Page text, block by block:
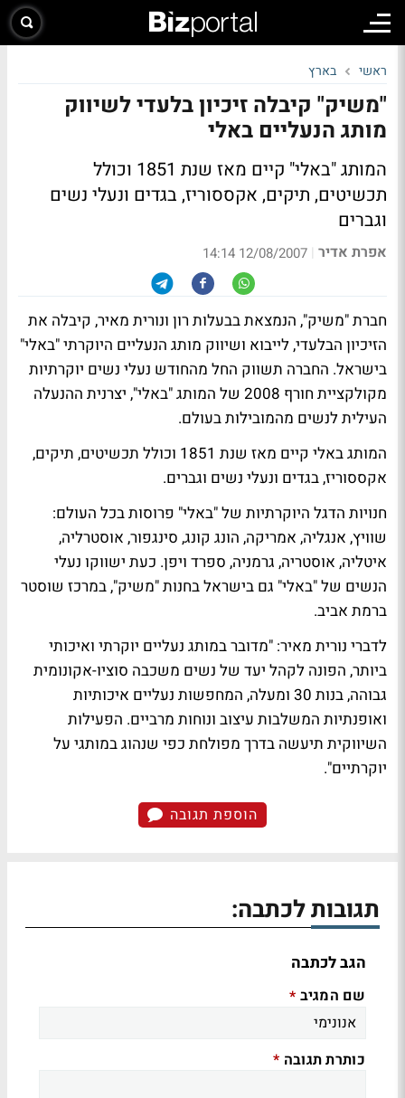
ראשי בארץ
"משיק" קיבלה זיכיון בלעדי לשיווק
מותג הנעליים באלי
המותג "באלי" קיים מאז שנת 1851 וכולל
תכשיטים, תיקים, אקססוריז, בגדים ונעלי נשים
וגברים
אפרת אדיר |
12/08/2007 14:14
חברת "משיק", הנמצאת בבעלות רון ונורית מאיר, קיבלה את
הזיכיון הבלעדי, לייבוא ושיווק מותג הנעליים היוקרתי "באלי"
בישראל. החברה תשווק החל מהחודש נעלי נשים יוקרתיות
מקולקציית חורף 2008 של המותג "באלי", יצרנית ההנעלה
העילית לנשים מהמובילות בעולם.
המותג באלי קיים מאז שנת 1851 וכולל תכשיטים, תיקים,
אקססוריז, בגדים ונעלי נשים וגברים.
חנויות הדגל היוקרתיות של "באלי" פרוסות בכל העולם:
שוויץ, אנגליה, אמריקה, הונג קונג, סינגפור, אוסטרליה,
איטליה, אוסטריה, גרמניה, ספרד ויפן. כעת ישווקו נעלי
הנשים של "באלי" גם בישראל בחנות "משיק", במרכז שוסטר
ברמת אביב.
לדברי נורית מאיר: "מדובר במותג נעליים יוקרתי ואיכותי
ביותר, הפונה לקהל יעד של נשים משכבה סוציו-אקונומית
גבוהה, בנות 30 ומעלה, המחפשות נעליים איכותיות
ואופנתיות המשלבות עיצוב ונוחות מרביים. הפעילות
השיווקית תיעשה בדרך מפולחת כפי שנהוג במותגי על
יוקרתיים".
הוספת תגובה
תגובות לכתבה:
הגב לכתבה
שם המגיב *
כותרת תגובה *